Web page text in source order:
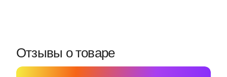
Отзывы о товаре